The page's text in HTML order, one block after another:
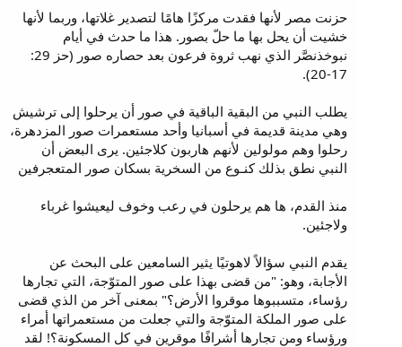
حزنت مصر لأنها فقدت مركزًا هامًا لتصدير غلاتها، وربما لأنها
خشيت أن يحل بها ما حلّ بصور. هذا ما حدث في أيام
نبوخذنصَّر الذي نهب ثروة فرعون بعد حصاره صور (حز 29:
17-20).
يطلب النبي من البقية الباقية في صور أن يرحلوا إلى ترشيش
وهي مدينة قديمة في أسبانيا وأحد مستعمرات صور المزدهرة،
رحلوا وهم مولولين لأنهم هاربون كلاجئين. يرى البعض أن
النبي نطق بذلك كنـوع من السخرية بسكان صور المتعجرفين
منذ القدم، ها هم يرحلون في رعب وخوف ليعيشوا غرباء
ولاجئين.
يقدم النبي سؤالاً لاهوتيًا يثير السامعين على البحث عن
الأجابة، وهو: "من قضى بهذا على صور المتوّجة، التي تجارها
رؤساء، متسببوها موقروا الأرض؟" بمعنى آخر من الذي قضى
على صور الملكة المتوّجة والتي جعلت من مستعمراتها أمراء
ورؤساء ومن تجارها أشرافًا موقرين في كل المسكونة؟! لقد